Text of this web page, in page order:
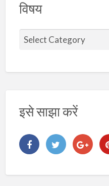
विषय
इसे साझा करें